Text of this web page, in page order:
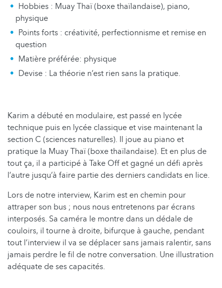
Hobbies : Muay Thaï (boxe thaïlandaise), piano,
physique
Points forts : créativité, perfectionnisme et remise en
question
Matière préférée: physique
Devise : La théorie n’est rien sans la pratique.
Karim a débuté en modulaire, est passé en lycée
technique puis en lycée classique et vise maintenant la
section C (sciences naturelles). Il joue au piano et
pratique la Muay Thaï (boxe thaïlandaise). Et en plus de
tout ça, il a participé à Take Off et gagné un défi après
l’autre jusqu’à faire partie des derniers candidats en lice.
Lors de notre interview, Karim est en chemin pour
attraper son bus ; nous nous entretenons par écrans
interposés. Sa caméra le montre dans un dédale de
couloirs, il tourne à droite, bifurque à gauche, pendant
tout l’interview il va se déplacer sans jamais ralentir, sans
jamais perdre le fil de notre conversation. Une illustration
adéquate de ses capacités.